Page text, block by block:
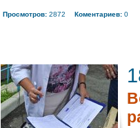
Просмотров: 2872 Коментариев: 0